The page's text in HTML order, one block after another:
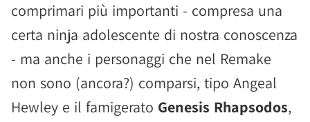
comprimari più importanti - compresa una
certa ninja adolescente di nostra conoscenza
- ma anche i personaggi che nel Remake
non sono (ancora?) comparsi, tipo Angeal
Hewley e il famigerato Genesis Rhapsodos,